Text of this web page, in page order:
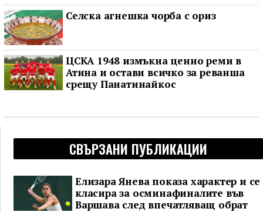
Селска агнешка чорба с ориз
ЦСКА 1948 измъкна ценно реми в
Атина и остави всичко за реванша
срещу Панатинайкос
СВЪРЗАНИ ПУБЛИКАЦИИ
Елизара Янева показа характер и се
класира за осминафиналите във
Варшава след впечатляващ обрат